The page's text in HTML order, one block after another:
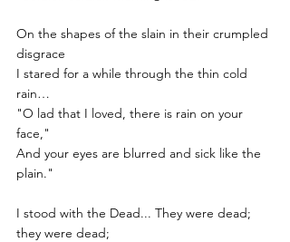
On the shapes of the slain in their crumpled
disgrace
I stared for a while through the thin cold
rain…
"O lad that I loved, there is rain on your
face,"
And your eyes are blurred and sick like the
plain."
I stood with the Dead... They were dead;
they were dead;